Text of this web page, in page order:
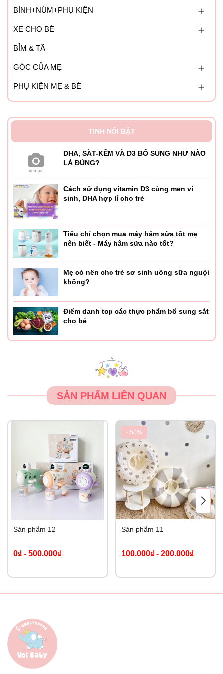
BÌNH+NÚM+PHỤ KIỆN
XE CHO BÉ
BỈM & TÃ
GÓC CỦA MẸ
PHỤ KIỆN MẸ & BÉ
TINH NỔI BẬT
DHA, SẮT-KẼM VÀ D3 BỔ SUNG NHƯ NÀO
LÀ ĐÚNG?
Cách sử dụng vitamin D3 cùng men vi
sinh, DHA hợp lí cho trẻ
Tiêu chí chọn mua máy hâm sữa tốt mẹ
nên biết - Máy hâm sữa nào tốt?
Mẹ có nên cho trẻ sơ sinh uống sữa nguội
không?
Điểm danh top các thực phẩm bổ sung sắt
cho bé
SẢN PHẨM LIÊN QUAN
Sản phẩm 12
0₫ - 500.000₫
- 50%
Sản phẩm 11
100.000₫- 200.000₫